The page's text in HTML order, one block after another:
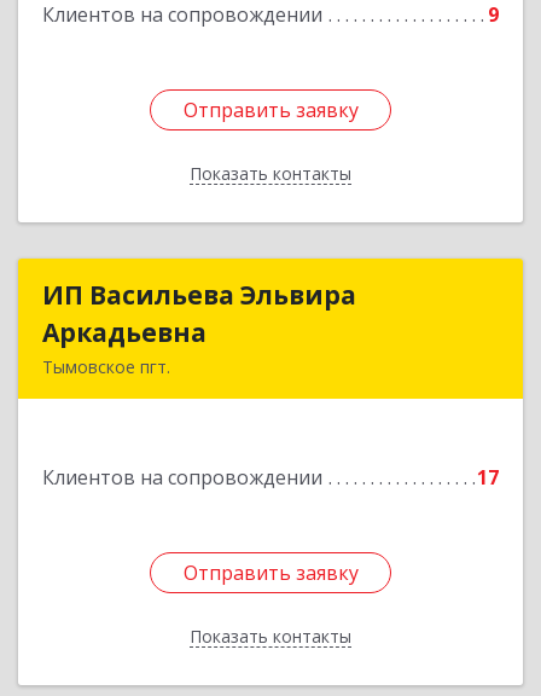
Клиентов на сопровождении 9
Отправить заявку
Показать контакты
Отправить заявку
Назад
ИП Васильева Эльвира
Аркадьевна
Тымовское пгт.
Клиентов на сопровождении 17
Отправить заявку
Показать контакты
ИП Васильева Эльвира
Отправить заявку
Назад